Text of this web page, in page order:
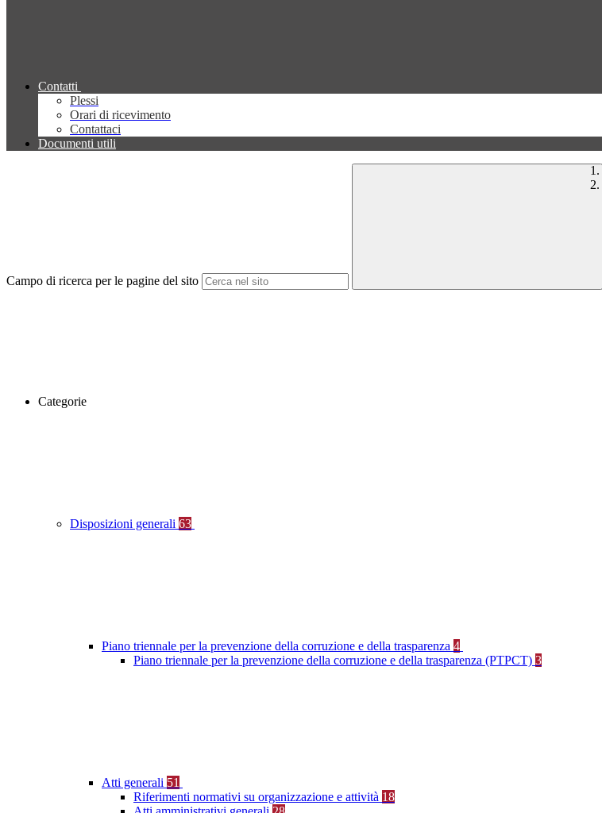
Contatti
Plessi
Orari di ricevimento
Contattaci
Documenti utili
Campo di ricerca per le pagine del sito
Categorie
Disposizioni generali 63
Piano triennale per la prevenzione della corruzione e della trasparenza 4
Piano triennale per la prevenzione della corruzione e della trasparenza (PTPCT) 3
Atti generali 51
Riferimenti normativi su organizzazione e attività 18